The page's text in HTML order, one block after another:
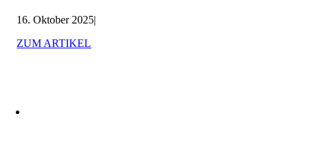
16. Oktober 2025|
ZUM ARTIKEL